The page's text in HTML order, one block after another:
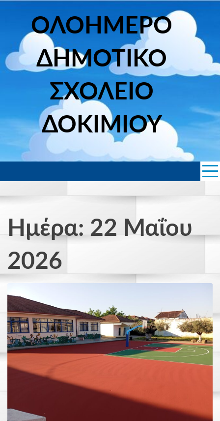
Skip
ΟΛΟΗΜΕΡΟ
ΔΗΜΟΤΙΚΟ
ΣΧΟΛΕΙΟ
ΔΟΚΙΜΙΟΥ
Ημέρα: 22 Μαΐου
2026